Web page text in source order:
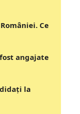
Ce
angajate
la